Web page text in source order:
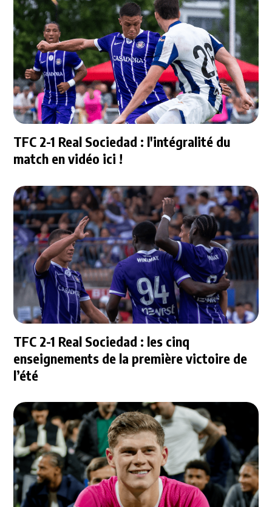
TFC 2-1 Real Sociedad : l'intégralité du
match en vidéo ici !
TFC 2-1 Real Sociedad : les cinq
enseignements de la première victoire de
l’été